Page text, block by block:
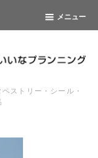
メニュー
ストリー・シール・